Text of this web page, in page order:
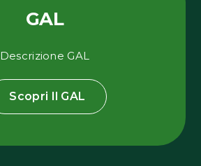
GAL
Descrizione GAL
Scopri Il GAL